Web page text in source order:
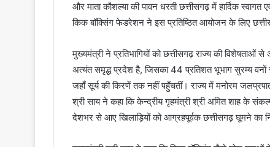
और माता कौशल्या की पावन धरती छत्तीसगढ़ में हार्दिक
किक बॉक्सिंग फेडरेशन ने इस प्रतिष्ठित आयोजन के लिए
मुख्यमंत्री ने प्रतिभागियों को छत्तीसगढ़ राज्य की
अत्यंत समृद्ध प्रदेश है, जिसका 44 प्रतिशत भूभाग सुरम्य
जहाँ सूर्य की किरणें तक नहीं पहुँचतीं। राज्य में मनोरम
श्री साय ने कहा कि केन्द्रीय गृहमंत्री श्री अमित शाह के
देशभर से आए खिलाड़ियों को आग्रहपूर्वक छत्तीसगढ़ घूमने का